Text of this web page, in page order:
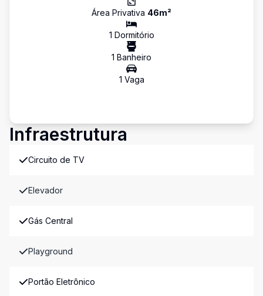
Área Privativa 46m²
1 Dormitório
1 Banheiro
1 Vaga
Infraestrutura
Circuito de TV
Elevador
Gás Central
Playground
Portão Eletrônico